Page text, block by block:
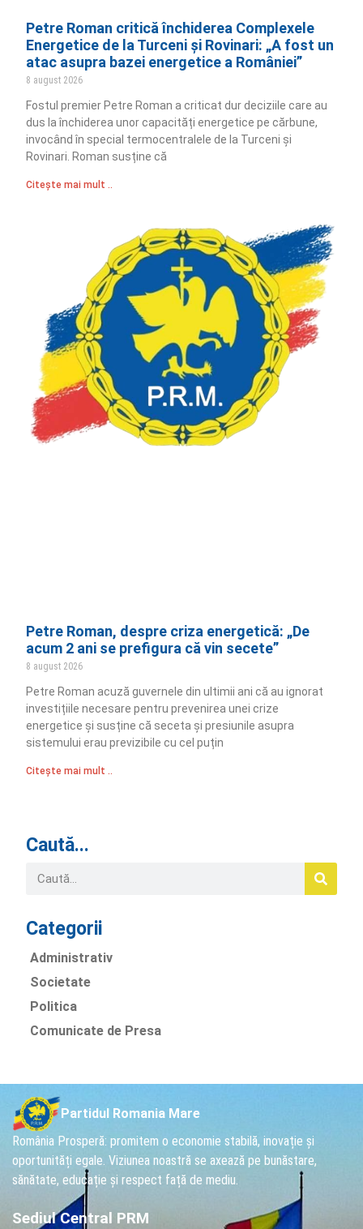
Petre Roman critică închiderea Complexele
Energetice de la Turceni și Rovinari: „A fost un
atac asupra bazei energetice a României”
8 august 2026
Fostul premier Petre Roman a criticat dur deciziile care au
dus la închiderea unor capacități energetice pe cărbune,
invocând în special termocentralele de la Turceni și
Rovinari. Roman susține că
Citește mai mult ..
Petre Roman, despre criza energetică: „De
acum 2 ani se prefigura că vin secete”
8 august 2026
Petre Roman acuză guvernele din ultimii ani că au ignorat
investițiile necesare pentru prevenirea unei crize
energetice și susține că seceta și presiunile asupra
sistemului erau previzibile cu cel puțin
Citește mai mult ..
Caută...
Categorii
Administrativ
Societate
Politica
Comunicate de Presa
Partidul Romania Mare
România Prosperă: promitem o economie stabilă, inovație și
oportunități egale. Viziunea noastră se axează pe bunăstare,
sănătate, educație și respect față de mediu.
Sediul Central PRM